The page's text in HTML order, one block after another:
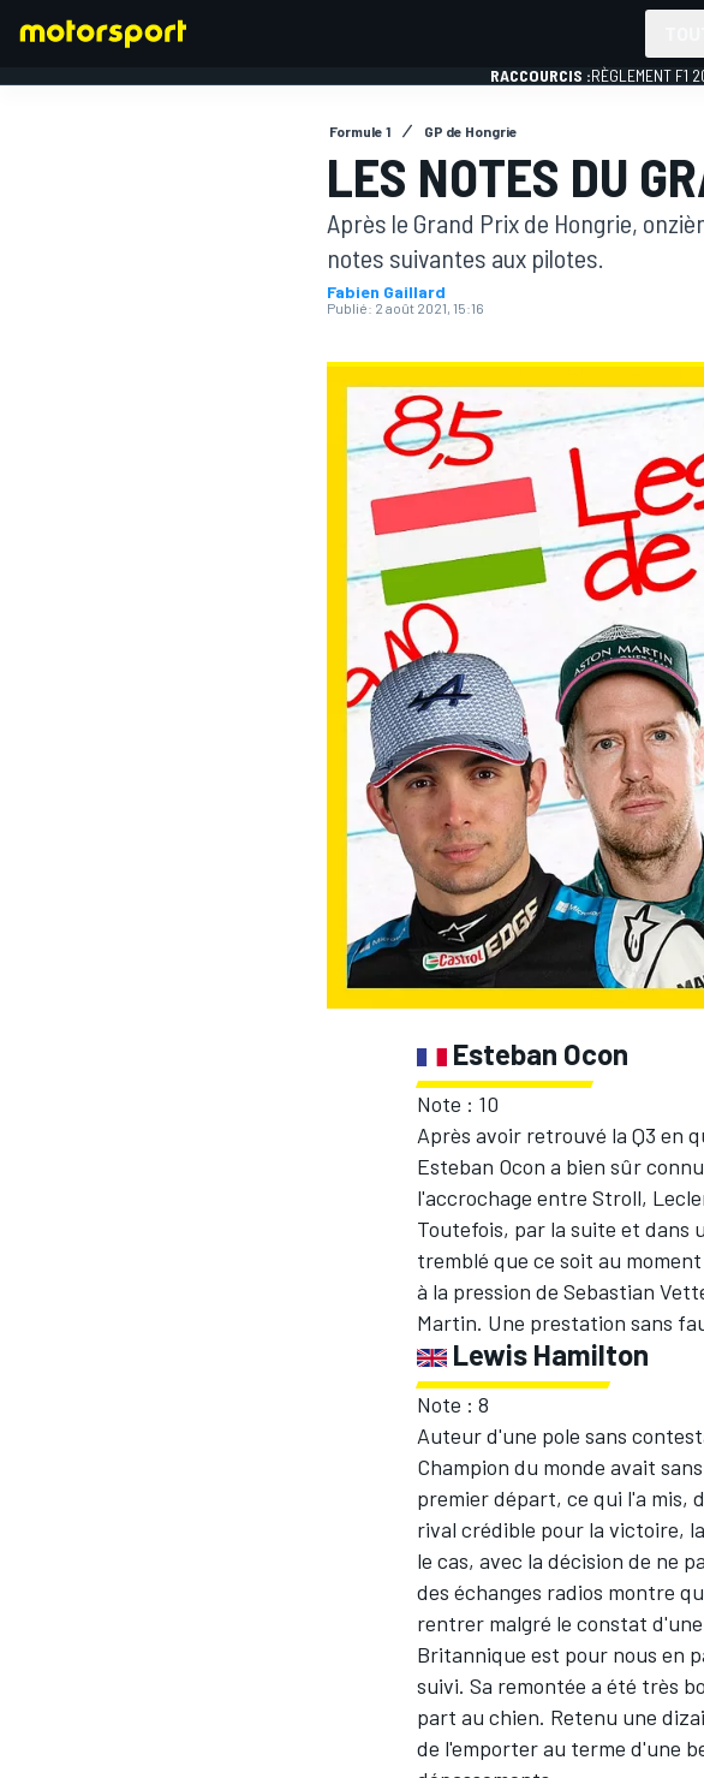
RACCOURCIS :RÈGLEMENT F1
Formule 1 GP de Hongrie
LES NOTES DU
Après le Grand Prix de Hongrie,
notes suivantes aux pilotes.
Fabien Gaillard
Publié: 2 août 2021, 15:16
Esteban Ocon
Note : 10
Après avoir retrouvé la Q3 en
Esteban Ocon a bien sûr
l'accrochage entre Stroll,
Toutefois, par la suite et dans
tremblé que ce soit au
à la pression de Sebastian
Martin. Une prestation sans
Lewis Hamilton
Note : 8
Auteur d'une pole sans
Champion du monde avait
premier départ, ce qui l'a mis,
rival crédible pour la victoire,
le cas, avec la décision de ne
des échanges radios montre
rentrer malgré le constat
Britannique est pour nous en
suivi. Sa remontée a été très
part au chien. Retenu une
de l'emporter au terme d'une